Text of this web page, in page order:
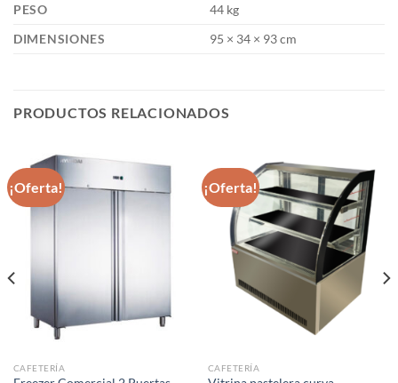
PESO
44 kg
DIMENSIONES
95 × 34 × 93 cm
PRODUCTOS RELACIONADOS
¡Oferta!
CAFETERÍA
¡Oferta!
CAFETERÍA